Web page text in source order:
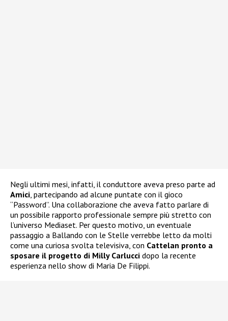
Negli ultimi mesi, infatti, il conduttore aveva preso parte ad
Amici, partecipando ad alcune puntate con il gioco
“Password”. Una collaborazione che aveva fatto parlare di
un possibile rapporto professionale sempre più stretto con
l’universo Mediaset. Per questo motivo, un eventuale
passaggio a Ballando con le Stelle verrebbe letto da molti
come una curiosa svolta televisiva, con Cattelan pronto a
sposare il progetto di Milly Carlucci dopo la recente
esperienza nello show di Maria De Filippi.